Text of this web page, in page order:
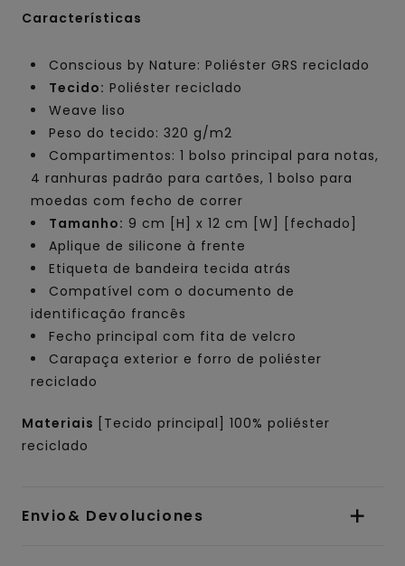
Características
Conscious by Nature: Poliéster GRS reciclado
Tecido: Poliéster reciclado
Weave liso
Peso do tecido: 320 g/m2
Compartimentos: 1 bolso principal para notas,
4 ranhuras padrão para cartões, 1 bolso para
moedas com fecho de correr
Tamanho: 9 cm [H] x 12 cm [W] [fechado]
Aplique de silicone à frente
Etiqueta de bandeira tecida atrás
Compatível com o documento de
identificação francês
Fecho principal com fita de velcro
Carapaça exterior e forro de poliéster
reciclado
Materiais
[Tecido principal] 100% poliéster
reciclado
Envio& Devoluciones